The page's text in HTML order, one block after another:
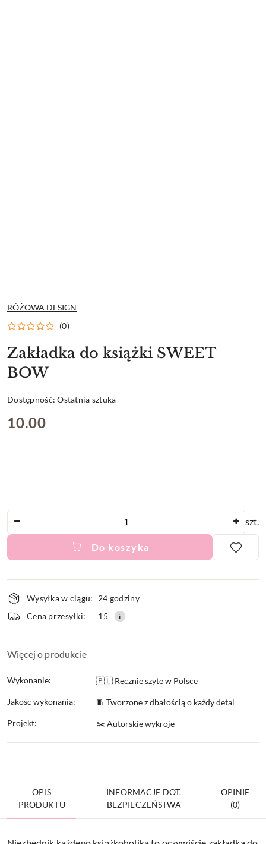
NAZWA
PRODUCENTA:
RÓŻOWA DESIGN
(0)
Zakładka do książki SWEET
BOW
Dostępność:Ostatnia sztuka
cena:
10.00
szt.
Do koszyka
i
dostawa
Wysyłka w ciągu:
24 godziny
Cena przesyłki:
15
Więcej o produkcie
Wykonanie: 🇵🇱 Ręcznie szyte w Polsce
Jakośc wykonania: 🧵 Tworzone z dbałością o każdy detal
Projekt: ✂️ Autorskie wykroje
OPIS
PRODUKTU
INFORMACJE DOT.
BEZPIECZEŃSTWA
OPINIE
(0)